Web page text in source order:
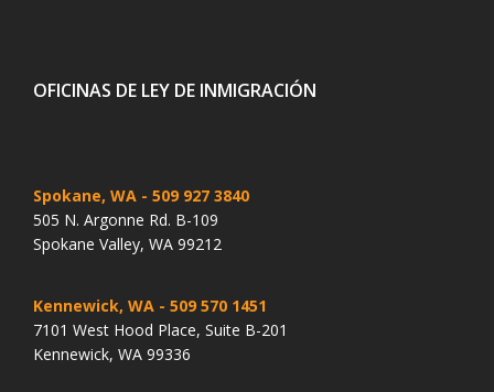
OFICINAS DE LEY DE INMIGRACIÓN
Spokane, WA - 509 927 3840
505 N. Argonne Rd. B-109
Spokane Valley, WA 99212
Kennewick, WA - 509 570 1451
7101 West Hood Place, Suite B-201
Kennewick, WA 99336